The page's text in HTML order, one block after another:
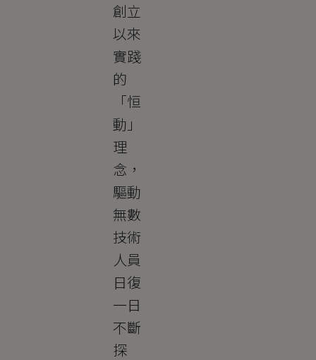
創立
以來
實踐
的
「恒
動」
理
念，
驅動
無數
技術
人員
日復
一日
不斷
探